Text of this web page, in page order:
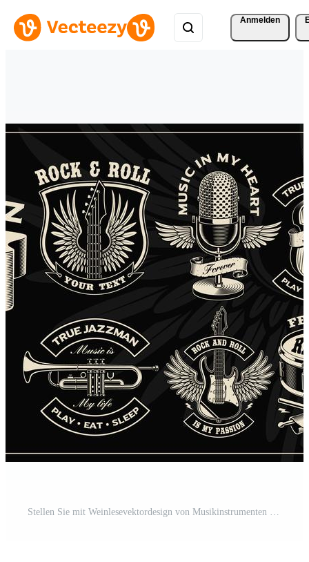
Anmelden
Stellen Sie mit Weinlesevektordesign von Musikinstrumenten ein. Pro Vektor